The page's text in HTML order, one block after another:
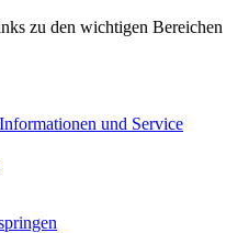
zu den wichtigen Bereichen
Informationen und Service